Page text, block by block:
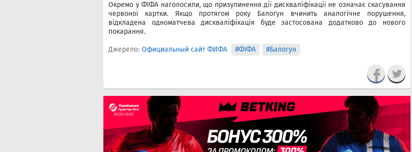
Окремо у ФІФА наголосили, що призупинення дії дискваліфікації не означає скасування
червоної картки. Якщо протягом року Балогун вчинить аналогічне порушення,
відкладена одноматчева дискваліфікація буде застосована додатково до нового
покарання.
Джерело: Официальный сайт ФИФА #ФІФА #Балогун